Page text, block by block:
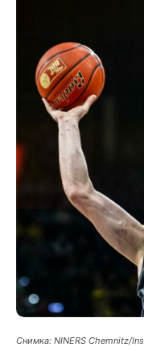
Снимка: NINERS Chemnitz/